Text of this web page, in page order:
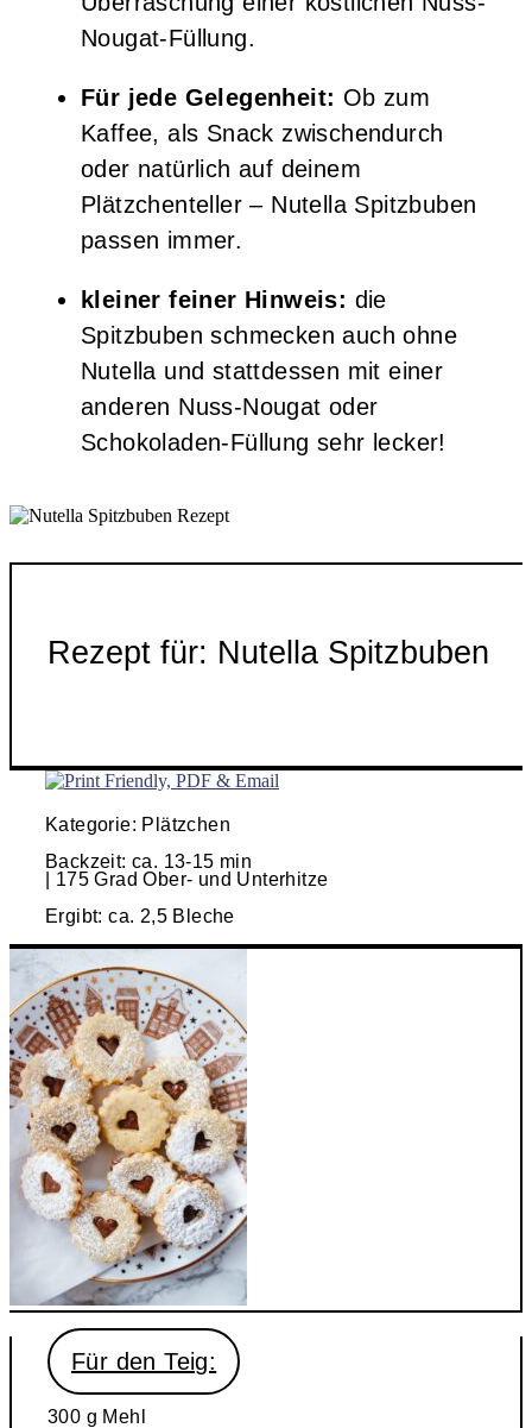
Nougat-Füllung.
Für jede Gelegenheit: Ob zum
Kaffee, als Snack zwischendurch
oder natürlich auf deinem
Plätzchenteller – Nutella Spitzbuben
passen immer.
kleiner feiner Hinweis: die
Spitzbuben schmecken auch ohne
Nutella und stattdessen mit einer
anderen Nuss-Nougat oder
Schokoladen-Füllung sehr lecker!
Rezept für: Nutella Spitzbuben
Kategorie: Plätzchen
Backzeit: ca. 13-15 min
| 175 Grad Ober- und Unterhitze
Ergibt: ca. 2,5 Bleche
Für den Teig:
300 g Mehl